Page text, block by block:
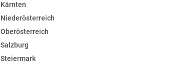
Kärnten
Niederösterreich
Oberösterreich
Salzburg
Steiermark